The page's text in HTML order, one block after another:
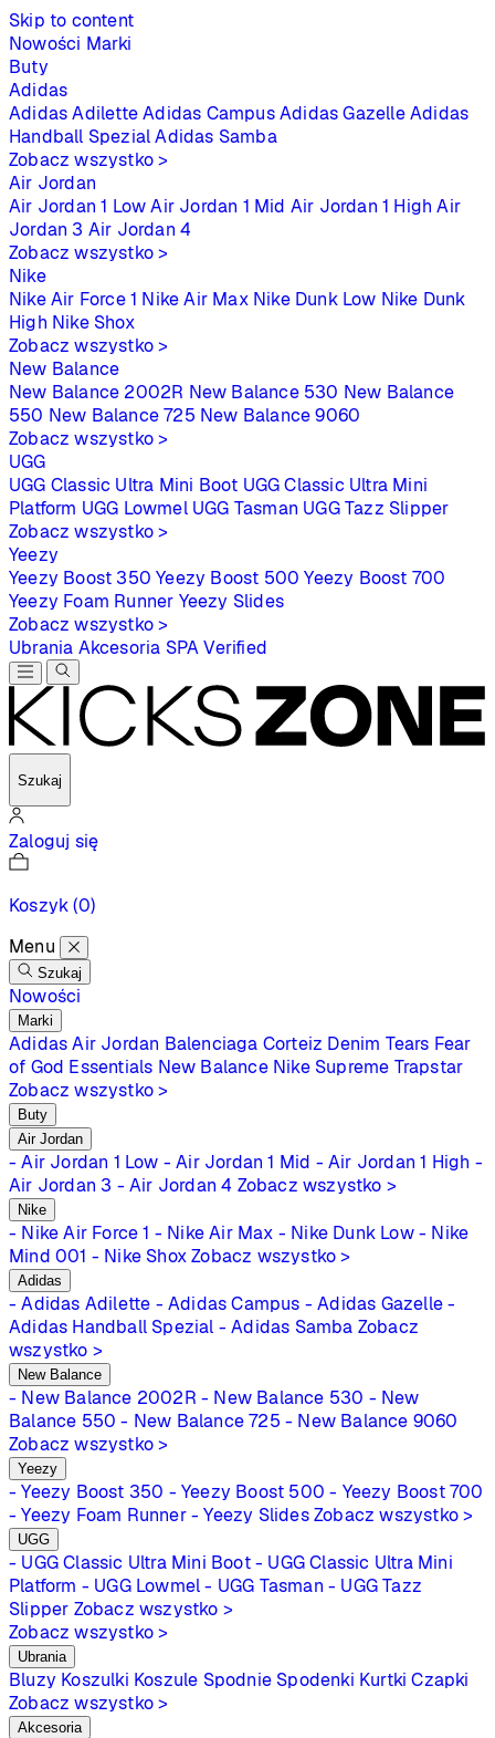
Skip to content
Nowości Marki
Buty
Adidas
Adidas Adilette Adidas Campus Adidas Gazelle Adidas
Handball Spezial Adidas Samba
Zobacz wszystko >
Air Jordan
Air Jordan 1 Low Air Jordan 1 Mid Air Jordan 1 High Air
Jordan 3 Air Jordan 4
Zobacz wszystko >
Nike
Nike Air Force 1 Nike Air Max Nike Dunk Low Nike Dunk
High Nike Shox
Zobacz wszystko >
New Balance
New Balance 2002R New Balance 530 New Balance
550 New Balance 725 New Balance 9060
Zobacz wszystko >
UGG
UGG Classic Ultra Mini Boot UGG Classic Ultra Mini
Platform UGG Lowmel UGG Tasman UGG Tazz Slipper
Zobacz wszystko >
Yeezy
Yeezy Boost 350 Yeezy Boost 500 Yeezy Boost 700
Yeezy Foam Runner Yeezy Slides
Zobacz wszystko >
Ubrania Akcesoria SPAVerified
Szukaj
Zaloguj się
Koszyk(0)
Menu
Szukaj
Nowości
Marki
Adidas Air Jordan Balenciaga Corteiz Denim Tears Fear
of God Essentials New Balance Nike Supreme Trapstar
Zobacz wszystko >
Buty
Air Jordan
- Air Jordan 1 Low - Air Jordan 1 Mid - Air Jordan 1 High -
Air Jordan 3 - Air Jordan 4 Zobacz wszystko >
Nike
- Nike Air Force 1 - Nike Air Max - Nike Dunk Low - Nike
Mind 001 - Nike Shox Zobacz wszystko >
Adidas
- Adidas Adilette - Adidas Campus - Adidas Gazelle -
Adidas Handball Spezial - Adidas Samba Zobacz
wszystko >
New Balance
- New Balance 2002R - New Balance 530 - New
Balance 550 - New Balance 725 - New Balance 9060
Zobacz wszystko >
Yeezy
- Yeezy Boost 350 - Yeezy Boost 500 - Yeezy Boost 700
- Yeezy Foam Runner - Yeezy Slides Zobacz wszystko >
UGG
- UGG Classic Ultra Mini Boot - UGG Classic Ultra Mini
Platform - UGG Lowmel - UGG Tasman - UGG Tazz
Slipper Zobacz wszystko >
Zobacz wszystko >
Ubrania
Bluzy Koszulki Koszule Spodnie Spodenki Kurtki Czapki
Zobacz wszystko >
Akcesoria